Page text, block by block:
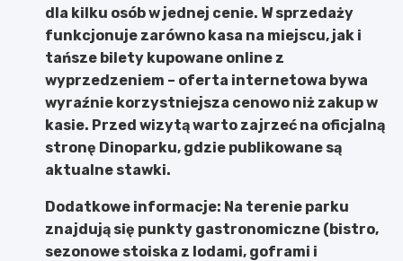
dla kilku osób w jednej cenie. W sprzedaży
funkcjonuje zarówno kasa na miejscu, jak i
tańsze bilety kupowane online z
wyprzedzeniem – oferta internetowa bywa
wyraźnie korzystniejsza cenowo niż zakup w
kasie. Przed wizytą warto zajrzeć na oficjalną
stronę Dinoparku, gdzie publikowane są
aktualne stawki.
Dodatkowe informacje: Na terenie parku
znajdują się punkty gastronomiczne (bistro,
sezonowe stoiska z lodami, goframi i